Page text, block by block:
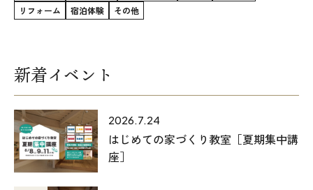
リフォーム
宿泊体験 その他
新着イベント
2026.7.24
はじめての家づくり教室［夏期集中講
座］